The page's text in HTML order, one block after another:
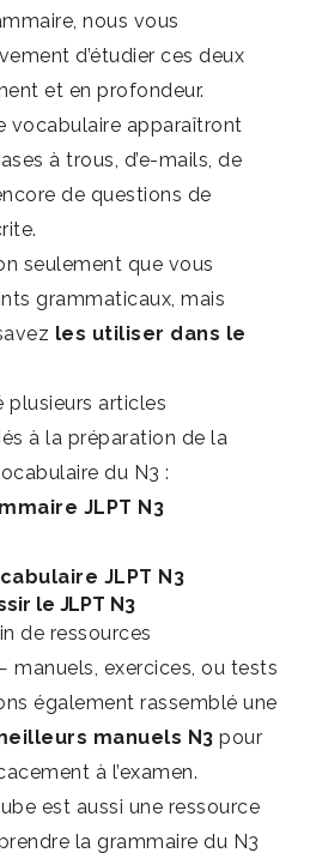
nous vous
d’étudier ces deux
et en profondeur.
vocabulaire apparaîtront
à trous, d’e-mails, de
de questions de
seulement que vous
grammaticaux, mais
les utiliser dans le
plusieurs articles
à la préparation de la
du N3 :
JLPT N3
JLPT N3
le JLPT N3
de ressources
manuels, exercices, ou tests
également rassemblé une
manuels N3 pour
à l’examen.
est aussi une ressource
la grammaire du N3